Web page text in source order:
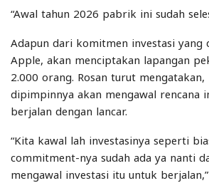
“Awal tahun 2026 pabrik ini sudah
Adapun dari komitmen investasi
Apple, akan menciptakan lapangan
2.000 orang. Rosan turut
dipimpinnya akan mengawal rencana
berjalan dengan lancar.
“Kita kawal lah investasinya seperti
commitment-nya sudah ada ya nanti
mengawal investasi itu untuk